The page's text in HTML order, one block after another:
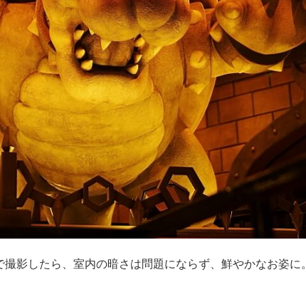
影したら、室内の暗さは問題にならず、鮮やかなお姿に。